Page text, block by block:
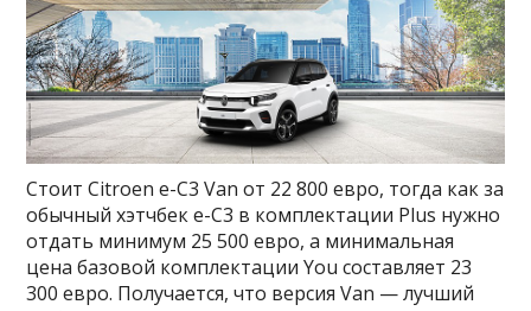
Стоит Citroen e-C3 Van от 22 800 евро, тогда как за
обычный хэтчбек e-C3 в комплектации Plus нужно
отдать минимум 25 500 евро, а минимальная
цена базовой комплектации You составляет 23
300 евро. Получается, что версия Van — лучший